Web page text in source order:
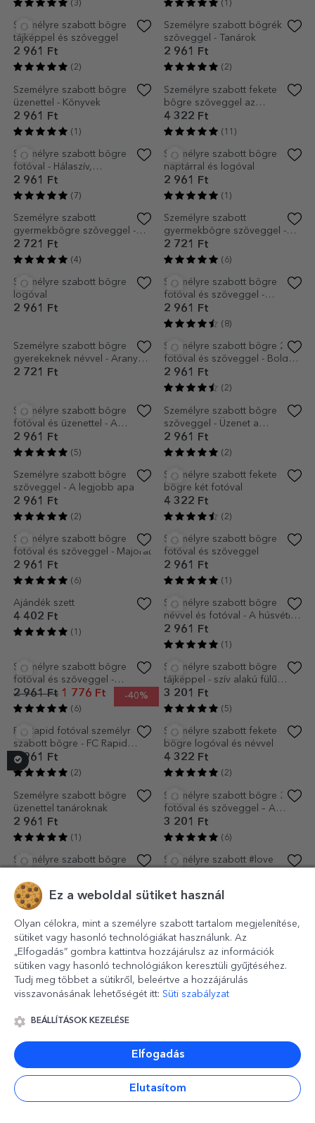
Személyre szabott bögrék
gyerekeknek szöveggel -
Személyre szabott bögre
naptárral és fotóval
Személyre szabott bögre 6
2 961 Ft
Személyre szabott bögre
Legkedvesebb emlékeid
2 961 Ft
(4)
Személyre szabott bögrék
szöveggel - Táplálkozási
értékek
2 961 Ft
Személyre szabott fekete
bögre üzenettel
4 322 Ft
Személyre szabott bögre
gyerekeknek, 6 fotóval és
szöveggel
2 721 Ft
Személyre szabott bögre
üzenettel és fotóval - Nyuszi
2 961 Ft
Személyre szabott bögre
Pasztell
2 961 Ft
Személyre szabott bögrék
dátummal - MRS & MR - szív
alakú fogantyúval
6 324 Ft
Személyre szabott
gyermekbögre szöveggel -
Nyuszi
2 721 Ft
logóval és szöveggel -
Tavaszi virágok
2 961 Ft
Ez a weboldal sütiket használ
Olyan célokra, mint a személyre szabott tartalom megjelenítése,
sütiket vagy hasonló technológiákat használunk. Az
„Elfogadás” gombra kattintva hozzájárulsz az információk
sütiken vagy hasonló technológiákon keresztüli gyűjtéséhez.
Tudj meg többet a sütikről, beleértve a hozzájárulás
visszavonásának lehetőségét itt: Süti szabályzat
BEÁLLÍTÁSOK KEZELÉSE
Elfogadás
Elutasítom